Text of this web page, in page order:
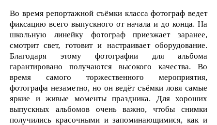
Во время репортажной съёмки класса фотограф ведет
фиксацию всего выпускного от начала и до конца. На
школьную линейку фотограф приезжает заранее,
смотрит свет, готовит и настраивает оборудование.
Благодаря этому фотографии для альбома
гарантировано получаются высокого качества. Во
время самого торжественного мероприятия,
фотографа незаметно, но он ведёт съёмки ловя самые
яркие и живые моменты праздника. Для хороших
выпускных альбомов очень важно, чтобы снимки
получились красочными и запоминающимися, как и